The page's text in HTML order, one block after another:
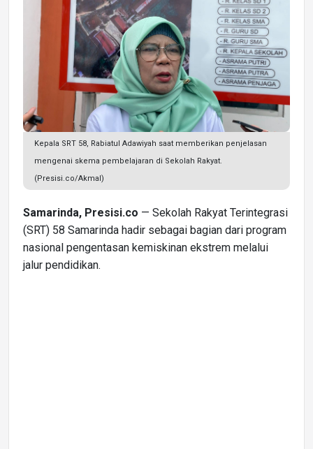
Kepala SRT 58, Rabiatul Adawiyah saat memberikan penjelasan
mengenai skema pembelajaran di Sekolah Rakyat.
(Presisi.co/Akmal)
Samarinda, Presisi.co — Sekolah Rakyat Terintegrasi
(SRT) 58 Samarinda hadir sebagai bagian dari program
nasional pengentasan kemiskinan ekstrem melalui
jalur pendidikan.